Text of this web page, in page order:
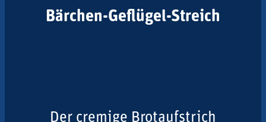
Bärchen-Geflügel-Streich
Der cremige Brotaufstrich